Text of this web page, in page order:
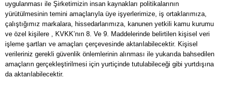
uygulanması ile Şirketimizin insan kaynakları politikalarının
yürütülmesinin temini amaçlarıyla üye işyerlerimize, iş ortaklarımıza,
çalıştığımız markalara, hissedarlarımıza, kanunen yetkili kamu kurumu
ve özel kişilere , KVKK’nın 8. Ve 9. Maddelerinde belirtilen kişisel veri
işleme şartları ve amaçları çerçevesinde aktarılabilecektir. Kişisel
verileriniz gerekli güvenlik önlemlerinin alınması ile yukarıda bahsedilen
amaçların gerçekleştirilmesi için yurtiçinde tutulabileceği gibi yurtdışına
da aktarılabilecektir.